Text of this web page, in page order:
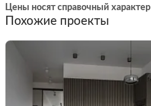
Цены носят справочный характер
Похожие проекты